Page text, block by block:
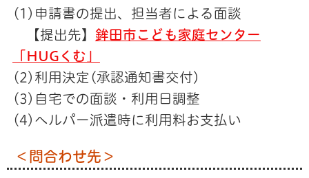
(1)申請書の提出、担当者による面談
【提出先】 鉾田市こども家庭センター
「HUGくむ」
(2)利用決定(承認通知書交付)
(3)自宅での面談・利用日調整
(4)ヘルパー派遣時に利用料お支払い
＜問合わせ先＞